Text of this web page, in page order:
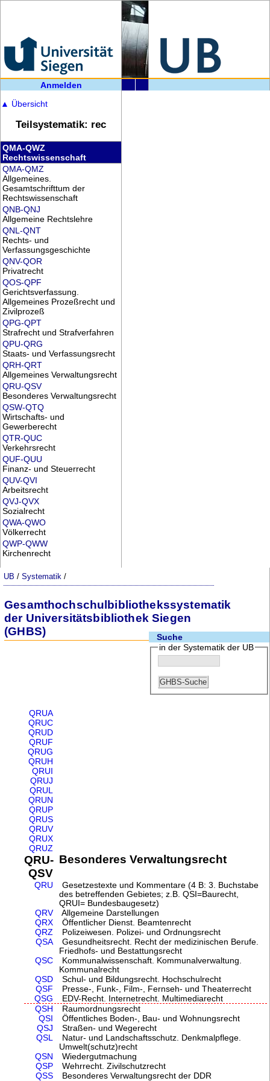
Anmelden
▲ Übersicht
Teilsystematik: rec
QMA-QWZ
Rechtswissenschaft
QMA-QMZ
Allgemeines.
Gesamtschrifttum der
Rechtswissenschaft
QNB-QNJ
Allgemeine Rechtslehre
QNL-QNT
Rechts- und
Verfassungsgeschichte
QNV-QOR
Privatrecht
QOS-QPF
Gerichtsverfassung.
Allgemeines Prozeßrecht und
Zivilprozeß
QPG-QPT
Strafrecht und Strafverfahren
QPU-QRG
Staats- und Verfassungsrecht
QRH-QRT
Allgemeines Verwaltungsrecht
QRU-QSV
Besonderes Verwaltungsrecht
QSW-QTQ
Wirtschafts- und
Gewerberecht
QTR-QUC
Verkehrsrecht
QUF-QUU
Finanz- und Steuerrecht
QUV-QVI
Arbeitsrecht
QVJ-QVX
Sozialrecht
QWA-QWO
Völkerrecht
QWP-QWW
Kirchenrecht
UB /Systematik /
Gesamthochschulbibliothekssystematik
der Universitätsbibliothek Siegen
(GHBS)
Suche
in der Systematik der UB
QRUA
QRUC
QRUD
QRUF
QRUG
QRUH
QRUI
QRUJ
QRUL
QRUN
QRUP
QRUS
QRUV
QRUX
QRUZ
QRU-
QSV
Besonderes Verwaltungsrecht
QRU
Gesetzestexte und Kommentare (4 B: 3. Buchstabe
des betreffenden Gebietes; z.B. QSI=Baurecht,
QRUI= Bundesbaugesetz)
QRV
Allgemeine Darstellungen
QRX
Öffentlicher Dienst. Beamtenrecht
QRZ
Polizeiwesen. Polizei- und Ordnungsrecht
QSA
Gesundheitsrecht. Recht der medizinischen Berufe.
Friedhofs- und Bestattungsrecht
QSC
Kommunalwissenschaft. Kommunalverwaltung.
Kommunalrecht
QSD
Schul- und Bildungsrecht. Hochschulrecht
QSF
Presse-, Funk-, Film-, Fernseh- und Theaterrecht
QSG
EDV-Recht. Internetrecht. Multimediarecht
QSH
Raumordnungsrecht
QSI
Öffentliches Boden-, Bau- und Wohnungsrecht
QSJ
Straßen- und Wegerecht
QSL
Natur- und Landschaftsschutz. Denkmalpflege.
Umwelt(schutz)recht
QSN
Wiedergutmachung
QSP
Wehrrecht. Zivilschutzrecht
QSS
Besonderes Verwaltungsrecht der DDR